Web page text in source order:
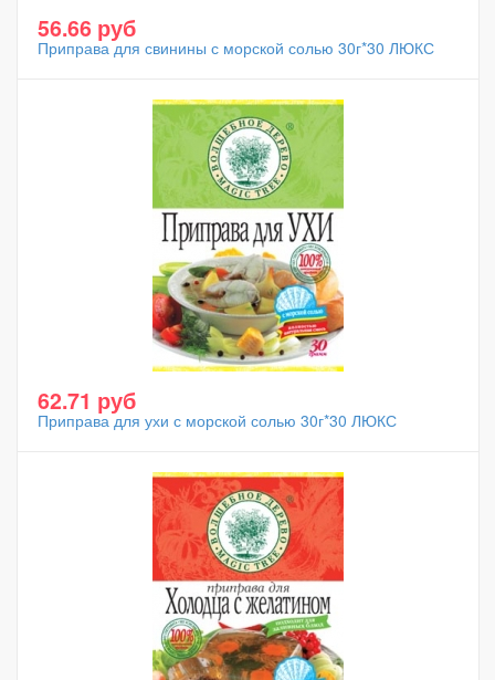
56.66 руб
Приправа для свинины с морской солью 30г*30 ЛЮКС
62.71 руб
Приправа для ухи с морской солью 30г*30 ЛЮКС